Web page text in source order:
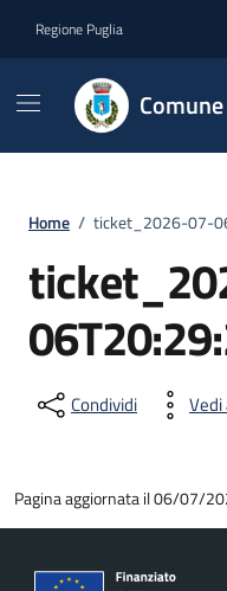
Regione Puglia
Home / ticket_2026-07-
Condividi
Pagina aggiornata il 06/07/